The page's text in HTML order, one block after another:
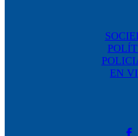
EN